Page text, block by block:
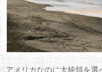
アメリカなのに大統領を